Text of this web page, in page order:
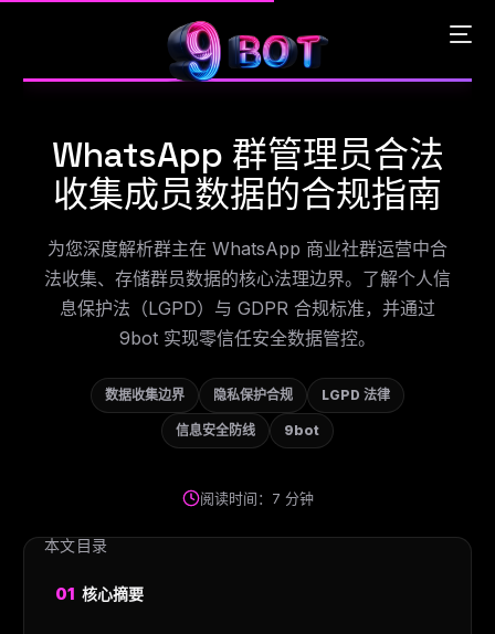
WhatsApp 群管理员合法
收集成员数据的合规指南
为您深度解析群主在 WhatsApp 商业社群运营中合
法收集、存储群员数据的核心法理边界。了解个人信
息保护法（LGPD）与 GDPR 合规标准，并通过
9bot 实现零信任安全数据管控。
数据收集边界 隐私保护合规 LGPD 法律
信息安全防线 9bot
阅读时间：7 分钟
本文目录
核心摘要
English
Español
中文 (中国)